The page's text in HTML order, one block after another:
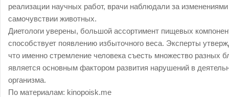
реализации научных работ, врачи наблюдали за
самочувствии животных.
Диетологи уверены, большой ассортимент пищевых
способствует появлению избыточного веса. Эксперты
что именно стремление человека съесть множество разных
является основным фактором развития нарушений в
организма.
По материалам: kinopoisk.me